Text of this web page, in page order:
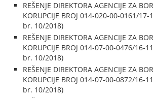
REŠENJE DIREKTORA AGENCIJE ZA
KORUPCIJE BROJ 014-020-00-0161/
br. 10/2018)
REŠENJE DIREKTORA AGENCIJE ZA
KORUPCIJE BROJ 014-07-00-0476/16-
br. 10/2018)
REŠENJE DIREKTORA AGENCIJE ZA
KORUPCIJE BROJ 014-07-00-0872/16-
br. 10/2018)